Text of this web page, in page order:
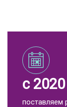
с
поставляем